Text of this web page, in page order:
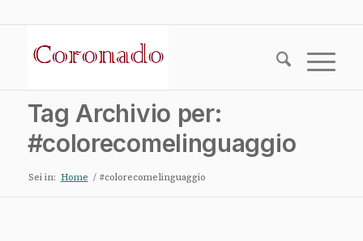
Tag Archivio per:
#colorecomelinguaggio
Sei in: Home / #colorecomelinguaggio